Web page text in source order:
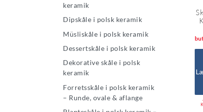
keramik
Dipskåle i polsk keramik
Müsliskåle i polsk keramik
Dessertskåle i polsk keramik
Dekorative skåle i polsk
keramik
Forretsskåle i polsk keramik
– Runde, ovale & aflange